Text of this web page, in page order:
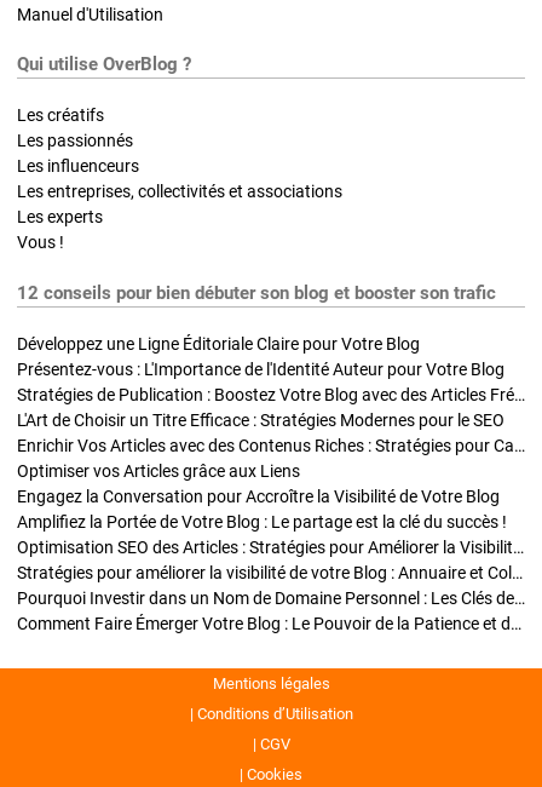
Manuel d'Utilisation
Qui utilise OverBlog ?
Les créatifs
Les passionnés
Les influenceurs
Les entreprises, collectivités et associations
Les experts
Vous !
12 conseils pour bien débuter son blog et booster son trafic
Développez une Ligne Éditoriale Claire pour Votre Blog
Présentez-vous : L'Importance de l'Identité Auteur pour Votre Blog
Stratégies de Publication : Boostez Votre Blog avec des Articles Fréquents et Exclusifs
L'Art de Choisir un Titre Efficace : Stratégies Modernes pour le SEO
Enrichir Vos Articles avec des Contenus Riches : Stratégies pour Captiver et Optimiser
Optimiser vos Articles grâce aux Liens
Engagez la Conversation pour Accroître la Visibilité de Votre Blog
Amplifiez la Portée de Votre Blog : Le partage est la clé du succès !
Optimisation SEO des Articles : Stratégies pour Améliorer la Visibilité de Votre Blog
Stratégies pour améliorer la visibilité de votre Blog : Annuaire et Collaborations
Pourquoi Investir dans un Nom de Domaine Personnel : Les Clés de la Réussite de Votre Blog
Comment Faire Émerger Votre Blog : Le Pouvoir de la Patience et de la Persévérance
Mentions légales
Conditions d’Utilisation
CGV
Cookies